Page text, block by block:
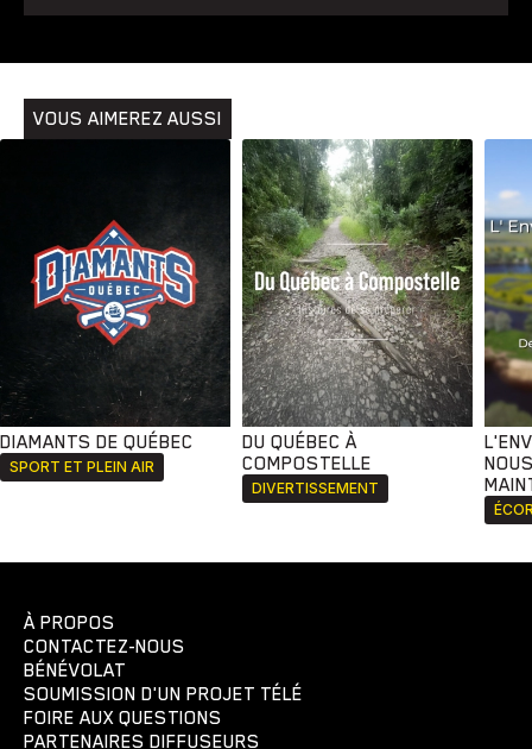
VOUS AIMEREZ AUSSI
DIAMANTS DE QUÉBEC
SPORT ET PLEIN AIR
DU QUÉBEC À
COMPOSTELLE
DIVERTISSEMENT
À PROPOS
CONTACTEZ-NOUS
BÉNÉVOLAT
SOUMISSION D'UN PROJET TÉLÉ
FOIRE AUX QUESTIONS
PARTENAIRES DIFFUSEURS